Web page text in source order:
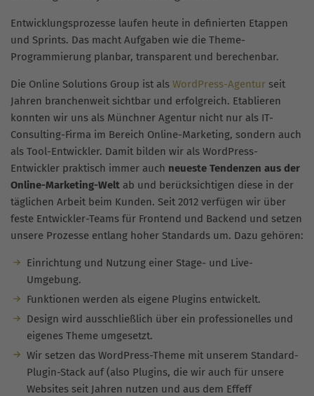
Entwicklungsprozesse laufen heute in definierten Etappen
und Sprints. Das macht Aufgaben wie die Theme-
Programmierung planbar, transparent und berechenbar.
Die Online Solutions Group ist als WordPress-Agentur seit
Jahren branchenweit sichtbar und erfolgreich. Etablieren
konnten wir uns als Münchner Agentur nicht nur als IT-
Consulting-Firma im Bereich Online-Marketing, sondern auch
als Tool-Entwickler. Damit bilden wir als WordPress-
Entwickler praktisch immer auch neueste Tendenzen aus der
Online-Marketing-Welt ab und berücksichtigen diese in der
täglichen Arbeit beim Kunden. Seit 2012 verfügen wir über
feste Entwickler-Teams für Frontend und Backend und setzen
unsere Prozesse entlang hoher Standards um. Dazu gehören:
Einrichtung und Nutzung einer Stage- und Live-
Umgebung.
Funktionen werden als eigene Plugins entwickelt.
Design wird ausschließlich über ein professionelles und
eigenes Theme umgesetzt.
Wir setzen das WordPress-Theme mit unserem Standard-
Plugin-Stack auf (also Plugins, die wir auch für unsere
Websites seit Jahren nutzen und aus dem Effeff